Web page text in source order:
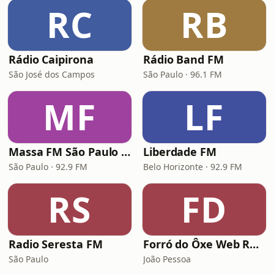
RC
Rádio Caipirona
São José dos Campos
RB
Rádio Band FM
São Paulo · 96.1 FM
MF
Massa FM São Paulo 92.9
São Paulo · 92.9 FM
LF
Liberdade FM
Belo Horizonte · 92.9 FM
RS
Radio Seresta FM
São Paulo
FD
Forró do Ôxe Web Rádio
João Pessoa